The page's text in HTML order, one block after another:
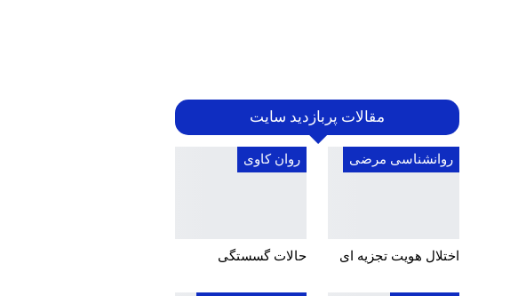
مقالات پربازدید سایت
روانشناسی مرضی
اختلال هویت تجزیه ای
روان کاوی
حالات گسستگی